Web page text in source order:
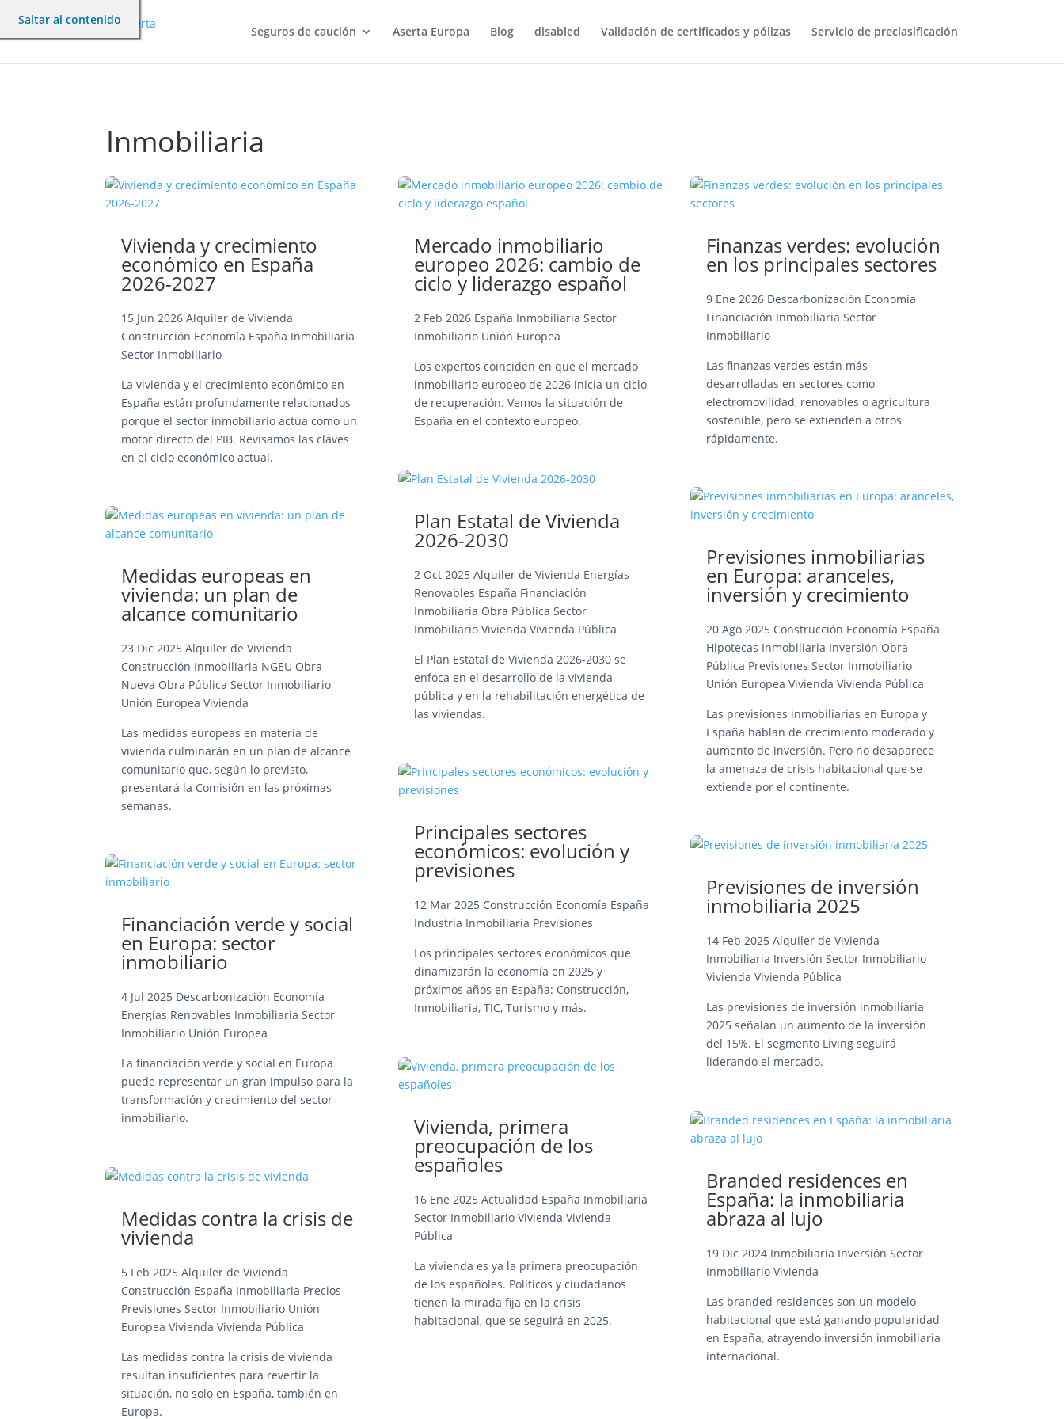
Saltar al contenido
Seguros de caución Aserta Europa Blog disabled Validación de certificados y pólizas Servicio de preclasificación
Inmobiliaria
Vivienda y crecimiento
económico en España
2026-2027
15 Jun 2026 Alquiler de Vivienda
Construcción Economía España Inmobiliaria
Sector Inmobiliario
La vivienda y el crecimiento económico en
España están profundamente relacionados
porque el sector inmobiliario actúa como un
motor directo del PIB. Revisamos las claves
en el ciclo económico actual.
Medidas europeas en
vivienda: un plan de
alcance comunitario
23 Dic 2025 Alquiler de Vivienda
Construcción Inmobiliaria NGEU Obra
Nueva Obra Pública Sector Inmobiliario
Unión Europea Vivienda
Las medidas europeas en materia de
vivienda culminarán en un plan de alcance
comunitario que, según lo previsto,
presentará la Comisión en las próximas
semanas.
Financiación verde y social
en Europa: sector
inmobiliario
4 Jul 2025 Descarbonización Economía
Energías Renovables Inmobiliaria Sector
Inmobiliario Unión Europea
La financiación verde y social en Europa
puede representar un gran impulso para la
transformación y crecimiento del sector
inmobiliario.
Medidas contra la crisis de
vivienda
5 Feb 2025 Alquiler de Vivienda
Construcción España Inmobiliaria Precios
Previsiones Sector Inmobiliario Unión
Europea Vivienda Vivienda Pública
Las medidas contra la crisis de vivienda
resultan insuficientes para revertir la
situación, no solo en España, también en
Europa.
Mercado inmobiliario
europeo 2026: cambio de
ciclo y liderazgo español
2 Feb 2026 España Inmobiliaria Sector
Inmobiliario Unión Europea
Los expertos coinciden en que el mercado
inmobiliario europeo de 2026 inicia un ciclo
de recuperación. Vemos la situación de
España en el contexto europeo.
Plan Estatal de Vivienda
2026-2030
2 Oct 2025 Alquiler de Vivienda Energías
Renovables España Financiación
Inmobiliaria Obra Pública Sector
Inmobiliario Vivienda Vivienda Pública
El Plan Estatal de Vivienda 2026-2030 se
enfoca en el desarrollo de la vivienda
pública y en la rehabilitación energética de
las viviendas.
Principales sectores
económicos: evolución y
previsiones
12 Mar 2025 Construcción Economía España
Industria Inmobiliaria Previsiones
Los principales sectores económicos que
dinamizarán la economía en 2025 y
próximos años en España: Construcción,
Inmobiliaria, TIC, Turismo y más.
Vivienda, primera
preocupación de los
españoles
16 Ene 2025 Actualidad España Inmobiliaria
Sector Inmobiliario Vivienda Vivienda
Pública
La vivienda es ya la primera preocupación
de los españoles. Políticos y ciudadanos
tienen la mirada fija en la crisis
habitacional, que se seguirá en 2025.
Finanzas verdes: evolución
en los principales sectores
9 Ene 2026 Descarbonización Economía
Financiación Inmobiliaria Sector
Inmobiliario
Las finanzas verdes están más
desarrolladas en sectores como
electromovilidad, renovables o agricultura
sostenible, pero se extienden a otros
rápidamente.
Previsiones inmobiliarias
en Europa: aranceles,
inversión y crecimiento
20 Ago 2025 Construcción Economía España
Hipotecas Inmobiliaria Inversión Obra
Pública Previsiones Sector Inmobiliario
Unión Europea Vivienda Vivienda Pública
Las previsiones inmobiliarias en Europa y
España hablan de crecimiento moderado y
aumento de inversión. Pero no desaparece
la amenaza de crisis habitacional que se
extiende por el continente.
Previsiones de inversión
inmobiliaria 2025
14 Feb 2025 Alquiler de Vivienda
Inmobiliaria Inversión Sector Inmobiliario
Vivienda Vivienda Pública
Las previsiones de inversión inmobiliaria
2025 señalan un aumento de la inversión
del 15%. El segmento Living seguirá
liderando el mercado.
Branded residences en
España: la inmobiliaria
abraza al lujo
19 Dic 2024 Inmobiliaria Inversión Sector
Inmobiliario Vivienda
Las branded residences son un modelo
habitacional que está ganando popularidad
en España, atrayendo inversión inmobiliaria
internacional.